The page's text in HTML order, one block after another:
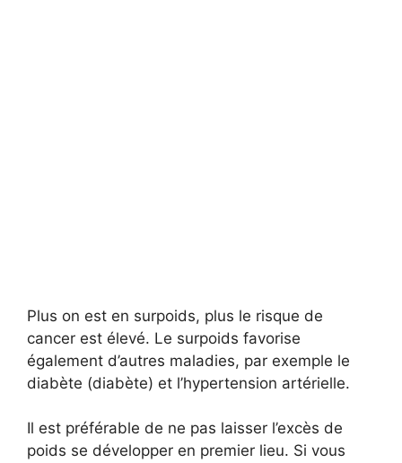
Plus on est en surpoids, plus le risque de
cancer est élevé. Le surpoids favorise
également d’autres maladies, par exemple le
diabète (diabète) et l’hypertension artérielle.
Il est préférable de ne pas laisser l’excès de
poids se développer en premier lieu. Si vous